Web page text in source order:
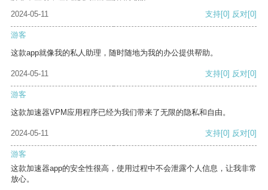
2024-05-11
支持[0] 反对[0]
游客
这款app就像我的私人助理，随时随地为我的办公提供帮助。
2024-05-11 支持[0] 反对[0]
游客
这款加速器VPM应用程序已经为我们带来了无限的隐私和自由。
2024-05-11 支持[0] 反对[0]
游客
这款加速器app的安全性很高，使用过程中不会泄露个人信息，让我非常
放心。